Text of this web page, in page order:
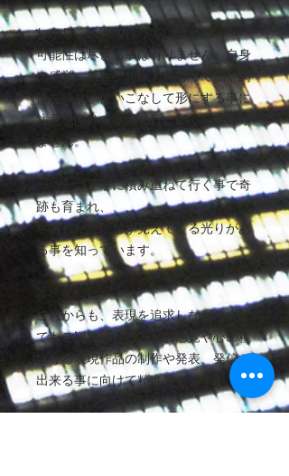
しかし、人間の持っている
可能性は尽きる事は有りません。自身
の感覚、感性、想像力を持って脳や肉
体を操り、使いこなして形にする事に
注意を向けて準備を行い動くしか有り
ません。
一つ一つ丁寧に積み重ねて行く事で奇
跡も育まれ、、、
尽力した先に必ず見えてくる光りがあ
る事を知っています。
これからも、表現を追求しながら少し
でもご観覧頂ける方々の感覚や心の糧
になる表現作品の制作や発表、発信が
出来る事に向けて精進致します。